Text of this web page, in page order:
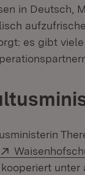
in Deutsch,
es gibt
Extern:
unter